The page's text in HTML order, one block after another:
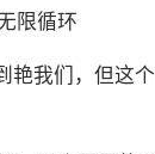
限循环
艳我们，但这